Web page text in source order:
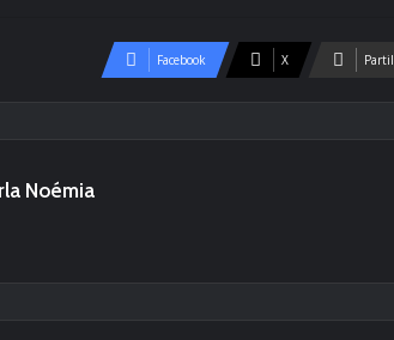
Facebook X
Noémia